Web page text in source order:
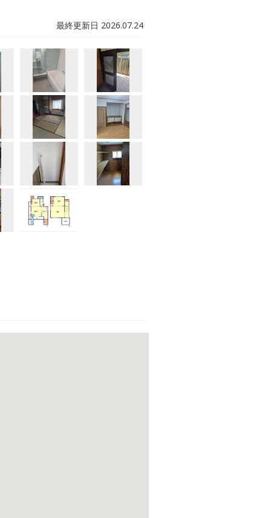
最終更新日 2026.07.24